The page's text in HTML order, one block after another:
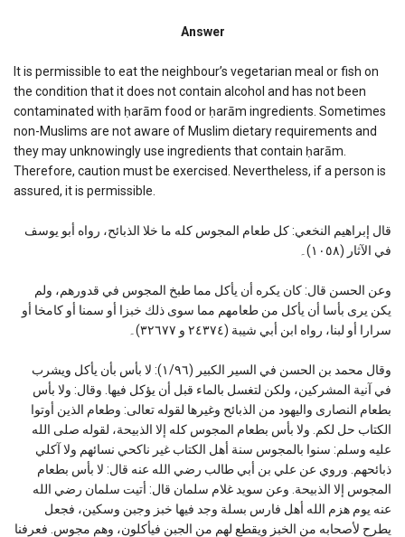
Answer
It is permissible to eat the neighbour’s vegetarian meal or fish on
the condition that it does not contain alcohol and has not been
contaminated with ḥarām food or ḥarām ingredients. Sometimes
non-Muslims are not aware of Muslim dietary requirements and
they may unknowingly use ingredients that contain ḥarām.
Therefore, caution must be exercised. Nevertheless, if a person is
assured, it is permissible.
قال إبراهيم النخعي: كل طعام المجوس كله ما خلا الذبائح، رواه أبو يوسف
في الآثار (١٠٥٨)۔
وعن الحسن قال: كان يكره أن يأكل مما طبخ المجوس في قدورهم، ولم
يكن يرى بأسا أن يأكل من طعامهم مما سوى ذلك خبزا أو سمنا أو كامخا أو
سرارا أو لبنا، رواه ابن أبي شيبة (٢٤٣٧٤ و ٣٢٦٧٧)۔
وقال محمد بن الحسن في السير الكبير (١/٩٦): لا بأس بأن يأكل ويشرب
في آنية المشركين، ولكن لتغسل بالماء قبل أن يؤكل فيها. وقال: ولا بأس
بطعام النصارى واليهود من الذبائح وغيرها لقوله تعالى: وطعام الذين أوتوا
الكتاب حل لكم. ولا بأس بطعام المجوس كله إلا الذبيحة، لقوله صلى الله
عليه وسلم: سنوا بالمجوس سنة أهل الكتاب غير ناكحي نسائهم ولا آكلي
ذبائحهم. وروي عن علي بن أبي طالب رضي الله عنه قال: لا بأس بطعام
المجوس إلا الذبيحة. وعن سويد غلام سلمان قال: أتيت سلمان رضي الله
عنه يوم هزم الله أهل فارس بسلة وجد فيها خبز وجبن وسكين، فجعل
يطرح لأصحابه من الخبز ويقطع لهم من الجبن فيأكلون، وهم مجوس. فعرفنا